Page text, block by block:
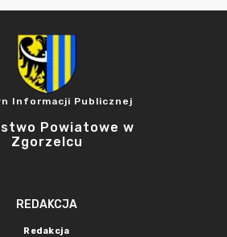
Informacji Publicznej
Powiatowe w
Zgorzelcu
REDAKCJA
Redakcja